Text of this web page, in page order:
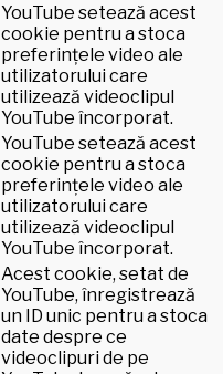
YouTube setează acest
cookie pentru a stoca
preferințele video ale
utilizatorului care
utilizează videoclipul
YouTube încorporat.
YouTube setează acest
cookie pentru a stoca
preferințele video ale
utilizatorului care
utilizează videoclipul
YouTube încorporat.
Acest cookie, setat de
YouTube, înregistrează
un ID unic pentru a stoca
date despre ce
videoclipuri de pe